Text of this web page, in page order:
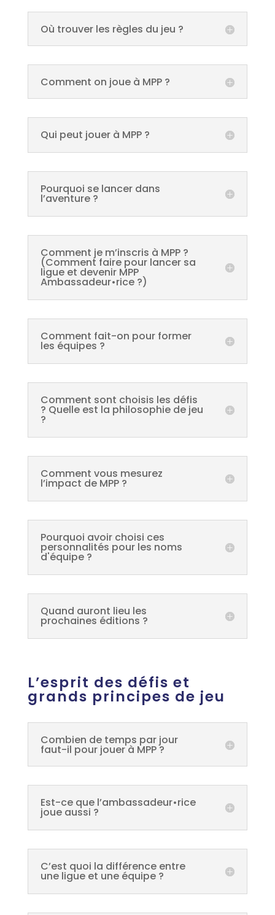
Où trouver les règles du jeu ?
Comment on joue à MPP ?
Qui peut jouer à MPP ?
Pourquoi se lancer dans
l’aventure ?
Comment je m’inscris à MPP ?
(Comment faire pour lancer sa
ligue et devenir MPP
Ambassadeur•rice ?)
Comment fait-on pour former
les équipes ?
Comment sont choisis les défis
? Quelle est la philosophie de jeu
?
Comment vous mesurez
l’impact de MPP ?
Pourquoi avoir choisi ces
personnalités pour les noms
d'équipe ?
Quand auront lieu les
prochaines éditions ?
L’esprit des défis et
grands principes de jeu
Combien de temps par jour
faut-il pour jouer à MPP ?
Est-ce que l’ambassadeur•rice
joue aussi ?
C’est quoi la différence entre
une ligue et une équipe ?